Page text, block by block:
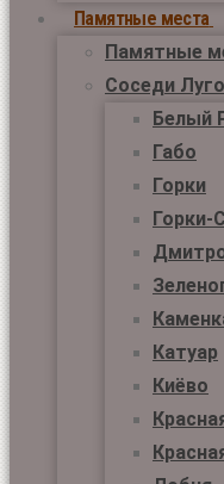
Памятные места
Памятные
Соседи
Белый
Габо
Горки
Горки-
Катуар
Киёво